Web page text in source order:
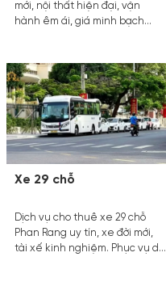
mới, nội thất hiện đại, vận
hành êm ái, giá minh bạch
đông người, mang đến hành
trình an tâm và trải nghiệm
thoải mái trên mọi cung đường.
Xe 29 chỗ
Dịch vụ cho thuê xe 29 chỗ
Phan Rang uy tín, xe đời mới,
tài xế kinh nghiệm. Phục vụ du